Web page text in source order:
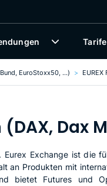
Tarife
EuroStoxx50, ...)
Dax
Exchange ist die
an Produkten mit
bietet Futures und